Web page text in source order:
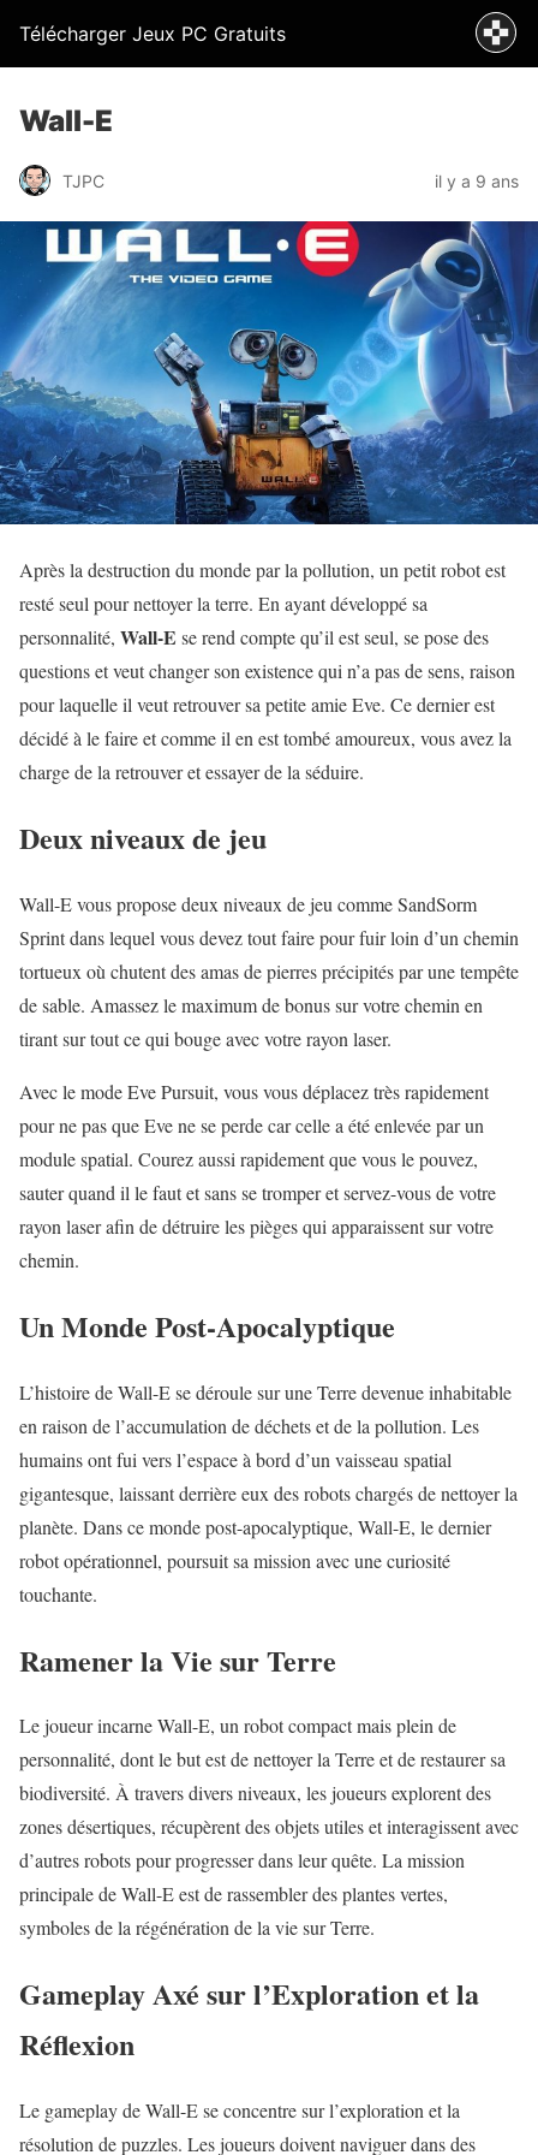
Télécharger Jeux PC Gratuits
Wall-E
TJPC il y a 9 ans
Après la destruction du monde par la pollution, un petit robot est
resté seul pour nettoyer la terre. En ayant développé sa
personnalité, Wall-E se rend compte qu’il est seul, se pose des
questions et veut changer son existence qui n’a pas de sens, raison
pour laquelle il veut retrouver sa petite amie Eve. Ce dernier est
décidé à le faire et comme il en est tombé amoureux, vous avez la
charge de la retrouver et essayer de la séduire.
Deux niveaux de jeu
Wall-E vous propose deux niveaux de jeu comme SandSorm
Sprint dans lequel vous devez tout faire pour fuir loin d’un chemin
tortueux où chutent des amas de pierres précipités par une tempête
de sable. Amassez le maximum de bonus sur votre chemin en
tirant sur tout ce qui bouge avec votre rayon laser.
Avec le mode Eve Pursuit, vous vous déplacez très rapidement
pour ne pas que Eve ne se perde car celle a été enlevée par un
module spatial. Courez aussi rapidement que vous le pouvez,
sauter quand il le faut et sans se tromper et servez-vous de votre
rayon laser afin de détruire les pièges qui apparaissent sur votre
chemin.
Un Monde Post-Apocalyptique
L’histoire de Wall-E se déroule sur une Terre devenue inhabitable
en raison de l’accumulation de déchets et de la pollution. Les
humains ont fui vers l’espace à bord d’un vaisseau spatial
gigantesque, laissant derrière eux des robots chargés de nettoyer la
planète. Dans ce monde post-apocalyptique, Wall-E, le dernier
robot opérationnel, poursuit sa mission avec une curiosité
touchante.
Ramener la Vie sur Terre
Le joueur incarne Wall-E, un robot compact mais plein de
personnalité, dont le but est de nettoyer la Terre et de restaurer sa
biodiversité. À travers divers niveaux, les joueurs explorent des
zones désertiques, récupèrent des objets utiles et interagissent avec
d’autres robots pour progresser dans leur quête. La mission
principale de Wall-E est de rassembler des plantes vertes,
symboles de la régénération de la vie sur Terre.
Gameplay Axé sur l’Exploration et la
Réflexion
Le gameplay de Wall-E se concentre sur l’exploration et la
résolution de puzzles. Les joueurs doivent naviguer dans des